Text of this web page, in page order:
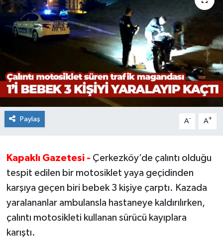
Paylaş A- A+
Kapaklı Gazetesi - Çerkezköy’de çalıntı olduğu
tespit edilen bir motosiklet yaya geçidinden
karşıya geçen biri bebek 3 kişiye çarptı. Kazada
yaralananlar ambulansla hastaneye kaldırılırken,
çalıntı motosikleti kullanan sürücü kayıplara
karıştı.
Sağlık
Teknoloji